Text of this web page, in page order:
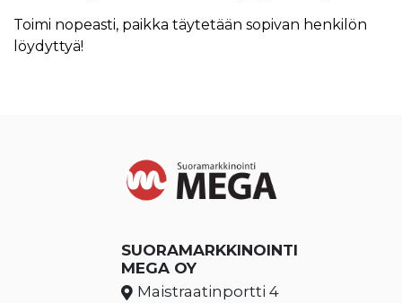
Toimi nopeasti, paikka täytetään sopivan henkilön
löydyttyä!
SUORAMARKKINOINTI
MEGA OY
Maistraatinportti 4